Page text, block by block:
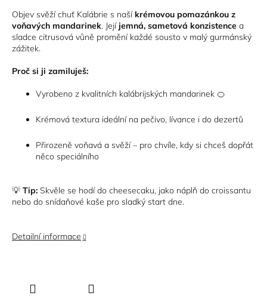
Objev svěží chuť Kalábrie s naší krémovou pomazánkou z
voňavých mandarinek. Jejíjemná, sametová konzistence a
sladce citrusová vůně promění každé sousto v malý gurmánský
zážitek.
Proč si ji zamiluješ:
Vyrobeno z kvalitních kalábrijských mandarinek 🍊
Krémová textura ideální na pečivo, lívance i do dezertů
Přirozeně voňavá a svěží – pro chvíle, kdy si chceš dopřát
něco speciálního
💡 Tip: Skvěle se hodí do cheesecaku, jako náplň do croissantu
nebo do snídaňové kaše pro sladký start dne.
Detailní informace